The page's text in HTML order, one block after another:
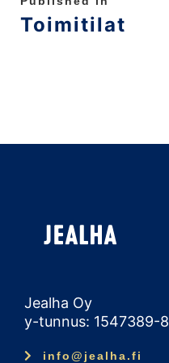
Toimitilat
Jealha Oy
y-tunnus: 1547389-8
info@jealha.fi